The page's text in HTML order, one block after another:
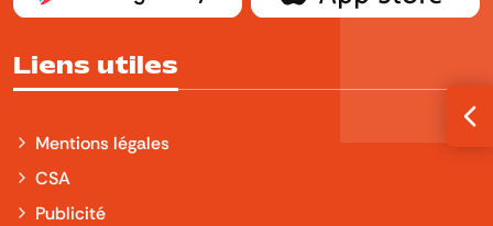
Liens utiles
Mentions légales
CSA
Publicité